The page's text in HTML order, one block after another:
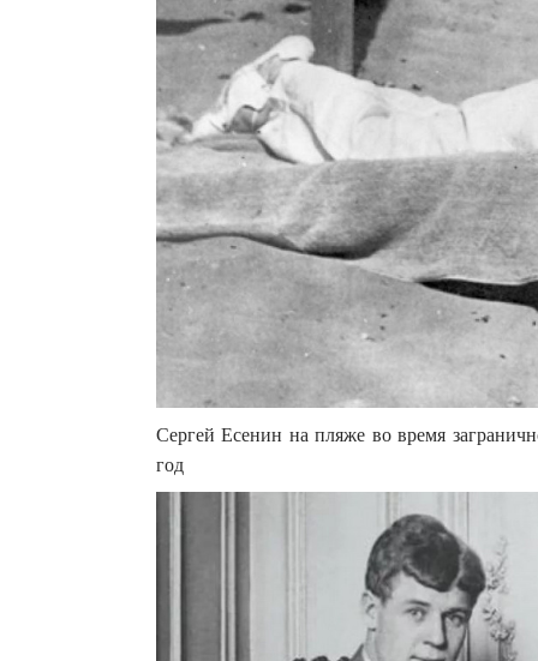
Сергей Есенин на пляже во время
год